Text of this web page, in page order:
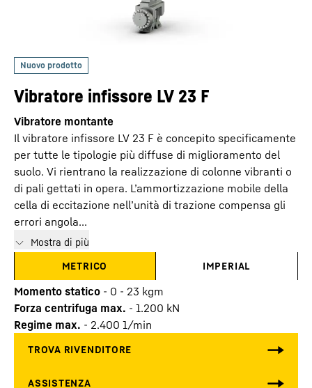
Vibratore infissore LV 23 F
Vibratore montante
Il vibratore infissore LV 23 F è concepito specificamente
per tutte le tipologie più diffuse di miglioramento del
suolo. Vi rientrano la realizzazione di colonne vibranti o
di pali gettati in opera. L’ammortizzazione mobile della
cella di eccitazione nell’unità di trazione compensa gli
errori angola...
Mostra di più
METRICO
IMPERIAL
Momento statico - 0 - 23 kgm
Forza centrifuga max. - 1.200 kN
Regime max. - 2.400 1/min